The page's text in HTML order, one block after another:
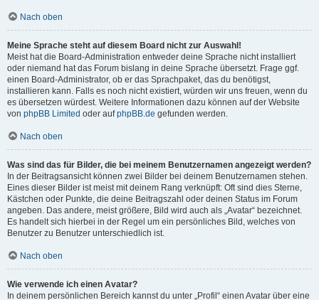
Nach oben
Meine Sprache steht auf diesem Board nicht zur Auswahl!
Meist hat die Board-Administration entweder deine Sprache nicht installiert
oder niemand hat das Forum bislang in deine Sprache übersetzt. Frage ggf.
einen Board-Administrator, ob er das Sprachpaket, das du benötigst,
installieren kann. Falls es noch nicht existiert, würden wir uns freuen, wenn du
es übersetzen würdest. Weitere Informationen dazu können auf der Website
von phpBB Limited oder aufphpBB.de gefunden werden.
Nach oben
Was sind das für Bilder, die bei meinem Benutzernamen angezeigt werden?
In der Beitragsansicht können zwei Bilder bei deinem Benutzernamen stehen.
Eines dieser Bilder ist meist mit deinem Rang verknüpft: Oft sind dies Sterne,
Kästchen oder Punkte, die deine Beitragszahl oder deinen Status im Forum
angeben. Das andere, meist größere, Bild wird auch als „Avatar“ bezeichnet.
Es handelt sich hierbei in der Regel um ein persönliches Bild, welches von
Benutzer zu Benutzer unterschiedlich ist.
Nach oben
Wie verwende ich einen Avatar?
In deinem persönlichen Bereich kannst du unter „Profil“ einen Avatar über eine